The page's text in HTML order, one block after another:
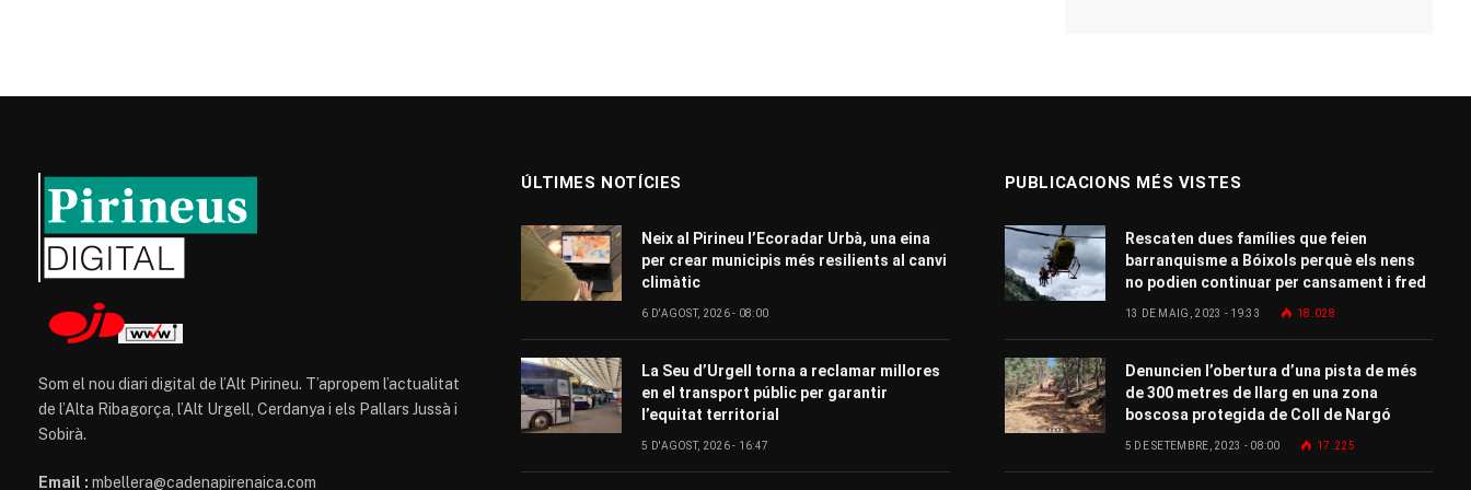
Som el nou diari digital de l’Alt Pirineu. T’apropem l’actualitat
de l’Alta Ribagorça, l’Alt Urgell, Cerdanya i els Pallars Jussà i
Sobirà.
Email : mbellera@cadenapirenaica.com
ÚLTIMES NOTÍCIES
Neix al Pirineu l’Ecoradar Urbà, una eina
per crear municipis més resilients al canvi
climàtic
6 D'AGOST, 2026 - 08:00
La Seu d’Urgell torna a reclamar millores
en el transport públic per garantir
l’equitat territorial
5 D'AGOST, 2026 - 16:47
PUBLICACIONS MÉS VISTES
Rescaten dues famílies que feien
barranquisme a Bóixols perquè els nens
no podien continuar per cansament i fred
13 DE MAIG, 2023 - 19:33 18.028
Denuncien l’obertura d’una pista de més
de 300 metres de llarg en una zona
boscosa protegida de Coll de Nargó
5 DE SETEMBRE, 2023 - 08:00 17.225